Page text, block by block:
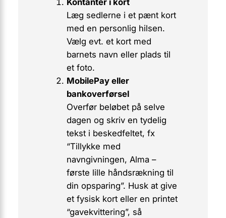
Kontanter i kort
Læg sedlerne i et pænt kort
med en personlig hilsen.
Vælg evt. et kort med
barnets navn eller plads til
et foto.
MobilePay eller
bankoverførsel
Overfør beløbet på selve
dagen og skriv en tydelig
tekst i beskedfeltet, fx
“Tillykke med
navngivningen, Alma –
første lille håndsrækning til
din opsparing”. Husk at give
et fysisk kort eller en printet
“gavekvittering”, så